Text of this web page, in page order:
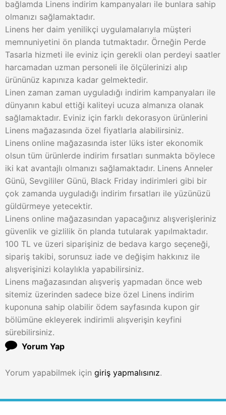
bağlamda Linens indirim kampanyaları ile bunlara sahip
olmanızı sağlamaktadır.
Linens her daim yenilikçi uygulamalarıyla müşteri
memnuniyetini ön planda tutmaktadır. Örneğin Perde
Tasarla hizmeti ile eviniz için gerekli olan perdeyi saatler
harcamadan uzman personeli ile ölçülerinizi alıp
ürününüz kapınıza kadar gelmektedir.
Linen zaman zaman uyguladığı indirim kampanyaları ile
dünyanın kabul ettiği kaliteyi ucuza almanıza olanak
sağlamaktadır. Eviniz için farklı dekorasyon ürünlerini
Linens mağazasında özel fiyatlarla alabilirsiniz.
Linens online mağazasında ister lüks ister ekonomik
olsun tüm ürünlerde indirim fırsatları sunmakta böylece
iki kat avantajlı olmanızı sağlamaktadır. Linens Anneler
Günü, Sevgililer Günü, Black Friday indirimleri gibi bir
çok zamanda uyguladığı indirim fırsatları ile yüzünüzü
güldürmeye yetecektir.
Linens online mağazasından yapacağınız alışverişleriniz
güvenlik ve gizlilik ön planda tutularak yapılmaktadır.
100 TL ve üzeri siparişiniz de bedava kargo seçeneği,
sipariş takibi, sorunsuz iade ve değişim hakkınız ile
alışverişinizi kolaylıkla yapabilirsiniz.
Linens mağazasından alışveriş yapmadan önce web
sitemiz üzerinden sadece bize özel Linens indirim
kuponuna sahip olabilir ödem sayfasında kupon gir
bölümüne ekleyerek indirimli alışverişin keyfini
sürebilirsiniz.
Yorum Yap
Yorum yapabilmek için giriş yapmalısınız.